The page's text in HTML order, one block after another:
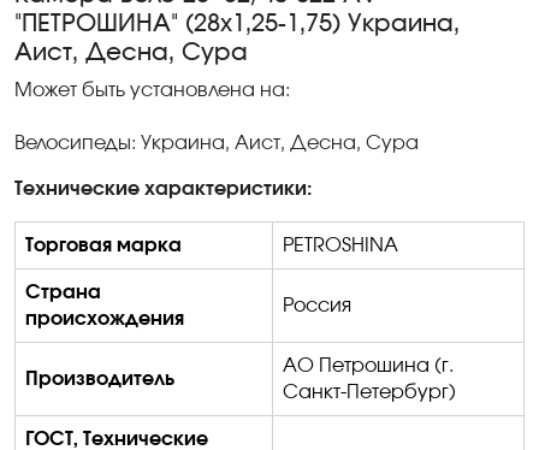
"ПЕТРОШИНА" (28х1,25-1,75) Украина,
Аист, Десна, Сура
Может быть установлена на:
Велосипеды: Украина, Аист, Десна, Сура
Технические характеристики:
Торговая марка PETROSHINA
Страна
происхождения
Россия
Производитель
АО Петрошина (г.
Санкт-Петербург)
ГОСТ, Технические